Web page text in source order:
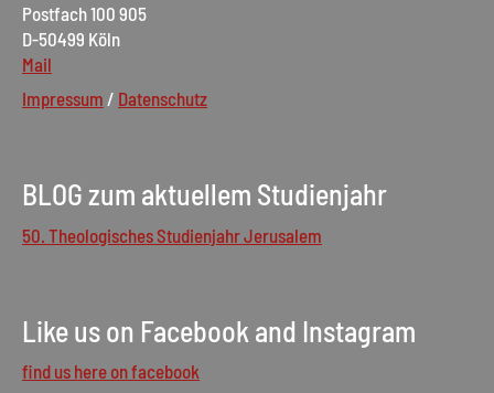
Postfach 100 905
D-50499 Köln
Mail
Impressum / Datenschutz
BLOG zum aktuellem Studienjahr
50. Theologisches Studienjahr Jerusalem
Like us on Facebook and Instagram
find us here on facebook